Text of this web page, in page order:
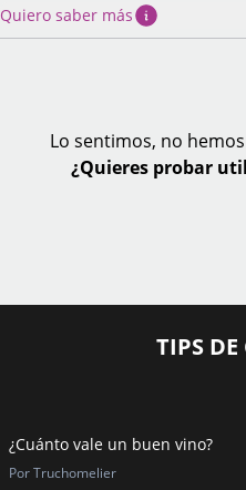
Quiero saber más
Lo sentimos, no
¿Quieres probar
TIPS
¿Cuánto vale un buen vino?
Por Truchomelier